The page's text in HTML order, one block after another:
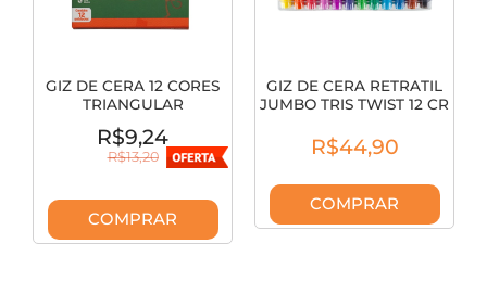
GIZ DE CERA 12 CORES
TRIANGULAR
R$9,24
R$13,20
COMPRAR
GIZ DE CERA RETRATIL
JUMBO TRIS TWIST 12 CR
R$44,90
COMPRAR